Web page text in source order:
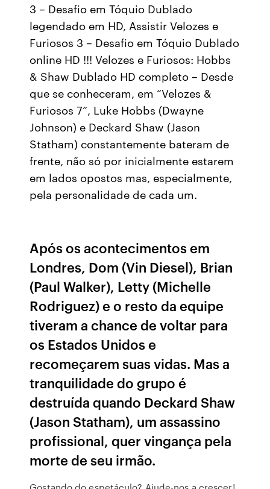
3 – Desafio em Tóquio Dublado
legendado em HD, Assistir Velozes e
Furiosos 3 – Desafio em Tóquio Dublado
online HD !!! Velozes e Furiosos: Hobbs
& Shaw Dublado HD completo – Desde
que se conheceram, em “Velozes &
Furiosos 7”, Luke Hobbs (Dwayne
Johnson) e Deckard Shaw (Jason
Statham) constantemente bateram de
frente, não só por inicialmente estarem
em lados opostos mas, especialmente,
pela personalidade de cada um.
Após os acontecimentos em
Londres, Dom (Vin Diesel), Brian
(Paul Walker), Letty (Michelle
Rodriguez) e o resto da equipe
tiveram a chance de voltar para
os Estados Unidos e
recomeçarem suas vidas. Mas a
tranquilidade do grupo é
destruída quando Deckard Shaw
(Jason Statham), um assassino
profissional, quer vingança pela
morte de seu irmão.